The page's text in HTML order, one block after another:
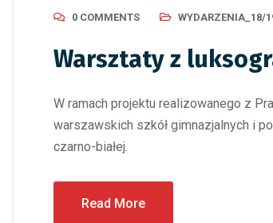
0 COMMENTS WYDARZENIA_18/
Warsztaty z
W ramach projektu realizowanego z
warszawskich szkół gimnazjalnych i
czarno-białej.
Read More